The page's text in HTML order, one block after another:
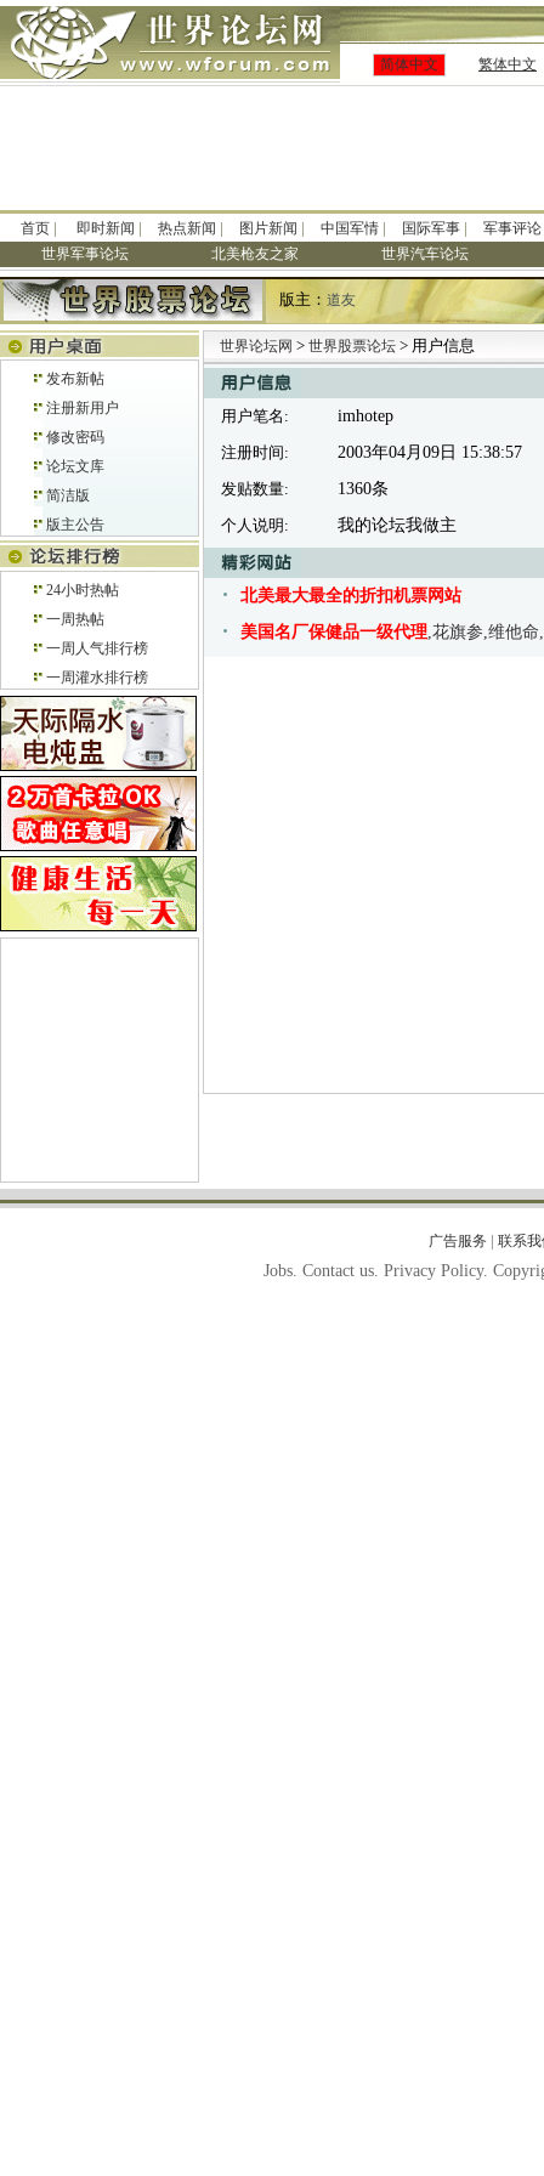
简体中文 繁体中文
首页 | 即时新闻 | 热点新闻 | 图片新闻 | 中国军情 | 国际军事 |
军事评论
世界军事论坛
北美枪友之家 世界汽车论坛
版主： 道友
发布新帖
注册新用户
修改密码
论坛文库
简洁版
版主公告
24小时热帖
一周热帖
一周人气排行榜
一周灌水排行榜
世界论坛网 > 世界股票论坛 > 用户信息
用户笔名:
imhotep
注册时间:
2003年04月09日 15:38:57
发贴数量:
1360条
个人说明:
我的论坛我做主
北美最大最全的折扣机票网站
美国名厂保健品一级代理,花旗参,维他
广告服务 | 联系
Jobs. Contact us. Privacy Policy.